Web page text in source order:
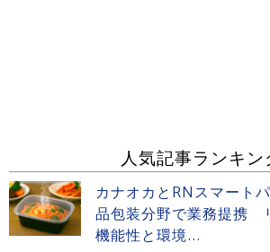
人気記事ランキン
カナオカとRNスマート
品包装分野で業務提携
機能性と環境...